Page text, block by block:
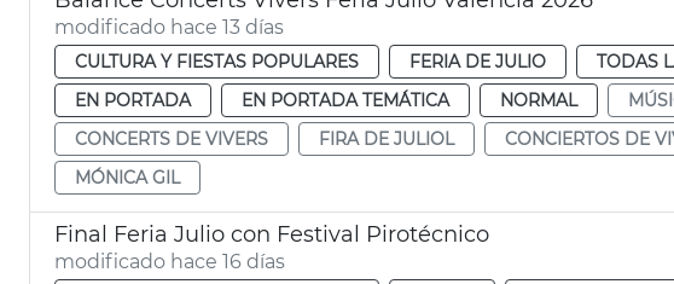
modificado hace 13 días
CULTURA Y FIESTAS POPULARES FERIA DE JULIO TODAS
EN PORTADA
EN PORTADA TEMÁTICA NORMAL
CONCERTS DE VIVERS
FIRA DE JULIOL CONCIERTOS DE
MÓNICA GIL
Final Feria Julio con Festival Pirotécnico
modificado hace 16 días